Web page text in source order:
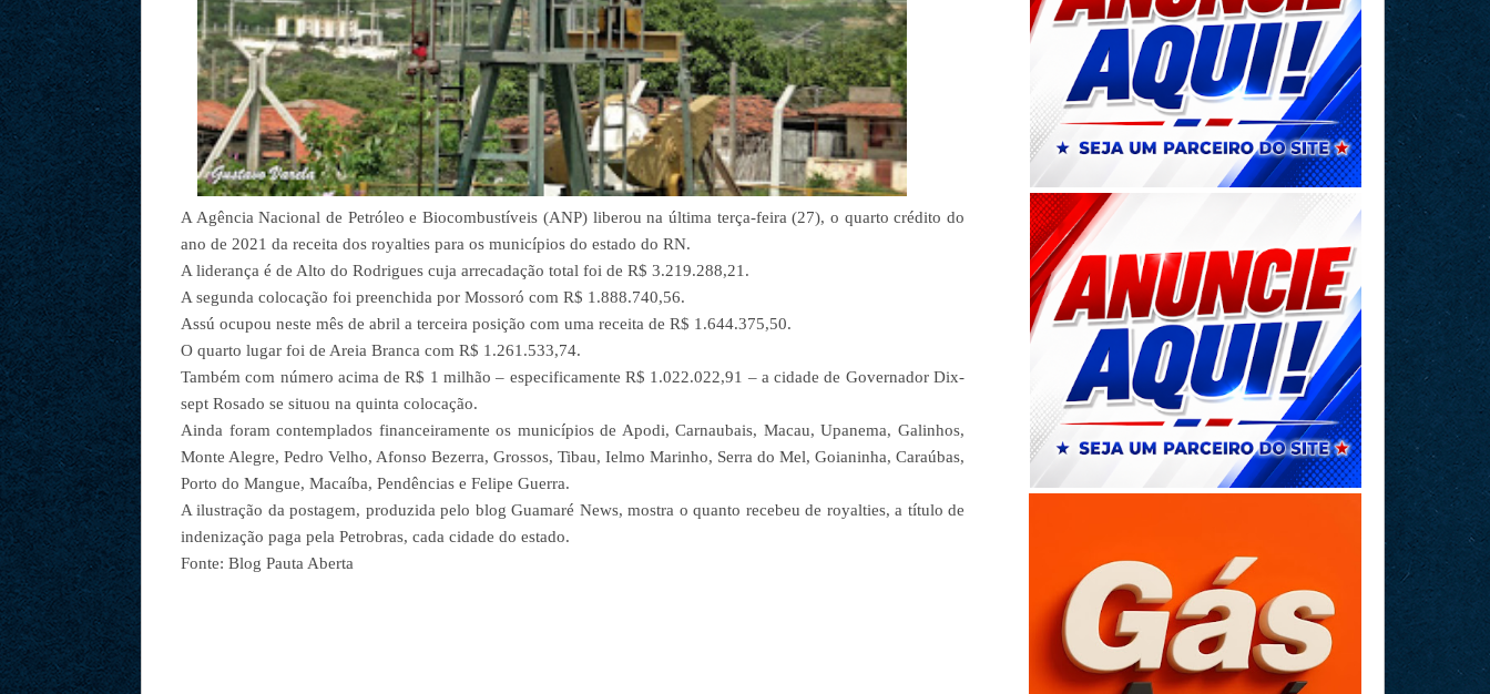
A Agência Nacional de Petróleo e Biocombustíveis (ANP) liberou na última terça-feira (27), o quarto crédito do
ano de 2021 da receita dos royalties para os municípios do estado do RN.
A liderança é de Alto do Rodrigues cuja arrecadação total foi de R$ 3.219.288,21.
A segunda colocação foi preenchida por Mossoró com R$ 1.888.740,56.
Assú ocupou neste mês de abril a terceira posição com uma receita de R$ 1.644.375,50.
O quarto lugar foi de Areia Branca com R$ 1.261.533,74.
Também com número acima de R$ 1 milhão – especificamente R$ 1.022.022,91 – a cidade de Governador Dix-
sept Rosado se situou na quinta colocação.
Ainda foram contemplados financeiramente os municípios de Apodi, Carnaubais, Macau, Upanema, Galinhos,
Monte Alegre, Pedro Velho, Afonso Bezerra, Grossos, Tibau, Ielmo Marinho, Serra do Mel, Goianinha, Caraúbas,
Porto do Mangue, Macaíba, Pendências e Felipe Guerra.
A ilustração da postagem, produzida pelo blog Guamaré News, mostra o quanto recebeu de royalties, a título de
indenização paga pela Petrobras, cada cidade do estado.
Fonte: Blog Pauta Aberta